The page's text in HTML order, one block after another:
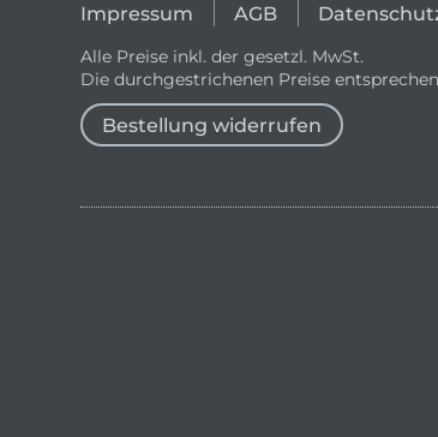
Impressum AGB
Alle Preise inkl. der gesetzl. MwSt.
Die durchgestrichenen Preise
Bestellung widerrufen